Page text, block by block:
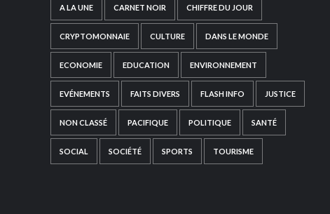
A LA UNE CARNET NOIR CHIFFRE DU JOUR
CRYPTOMONNAIE CULTURE DANS LE MONDE
ECONOMIE EDUCATION ENVIRONNEMENT
EVÉNEMENTS FAITS DIVERS FLASH INFO JUSTICE
NON CLASSÉ PACIFIQUE POLITIQUE SANTÉ
SOCIAL SOCIÉTÉ SPORTS TOURISME